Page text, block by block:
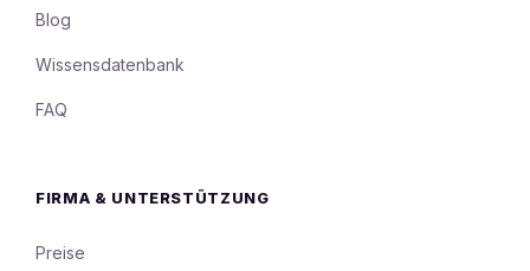
Blog
Wissensdatenbank
FAQ
FIRMA & UNTERSTÜTZUNG
Preise